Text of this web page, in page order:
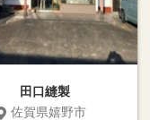
田口縫製
佐賀県嬉野市